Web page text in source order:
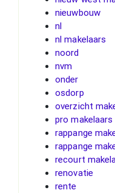
nieuwbouw
nl
nl makelaars
noord
nvm
onder
osdorp
overzicht
pro makelaars
rappange
rappange
recourt
renovatie
rente